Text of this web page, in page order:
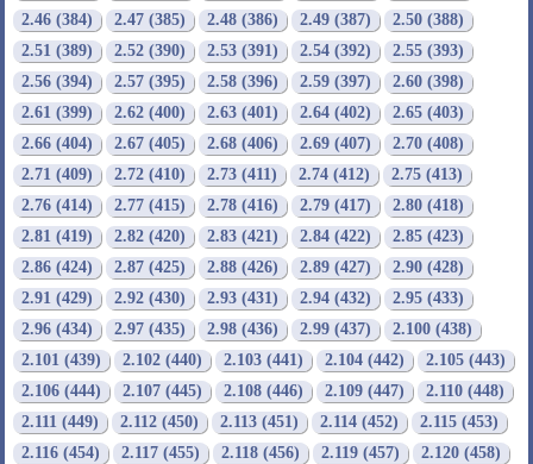
2.46 (384)
2.47 (385) 2.48 (386) 2.49 (387)
2.50 (388)
2.51 (389)
2.52 (390) 2.53 (391) 2.54 (392)
2.55 (393)
2.56 (394)
2.57 (395) 2.58 (396) 2.59 (397)
2.60 (398)
2.61 (399)
2.62 (400) 2.63 (401) 2.64 (402)
2.65 (403)
2.66 (404)
2.67 (405) 2.68 (406) 2.69 (407)
2.70 (408)
2.71 (409)
2.72 (410) 2.73 (411) 2.74 (412)
2.75 (413)
2.76 (414)
2.77 (415) 2.78 (416) 2.79 (417)
2.80 (418)
2.81 (419)
2.82 (420) 2.83 (421) 2.84 (422)
2.85 (423)
2.86 (424)
2.87 (425) 2.88 (426) 2.89 (427)
2.90 (428)
2.91 (429)
2.92 (430) 2.93 (431) 2.94 (432)
2.95 (433)
2.96 (434)
2.97 (435) 2.98 (436) 2.99 (437)
2.100 (438)
2.101 (439)
2.102 (440) 2.103 (441) 2.104 (442)
2.105 (443)
2.106 (444)
2.107 (445) 2.108 (446) 2.109 (447)
2.110 (448)
2.111 (449)
2.112 (450) 2.113 (451) 2.114 (452)
2.115 (453)
2.116 (454)
2.117 (455) 2.118 (456) 2.119 (457)
2.120 (458)